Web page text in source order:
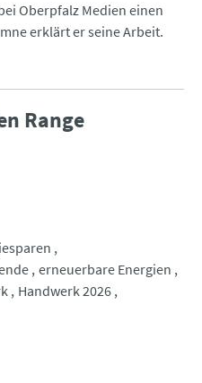
Oberpfalz Medien einen
erklärt er seine Arbeit.
Range
erneuerbare Energien
Handwerk 2026